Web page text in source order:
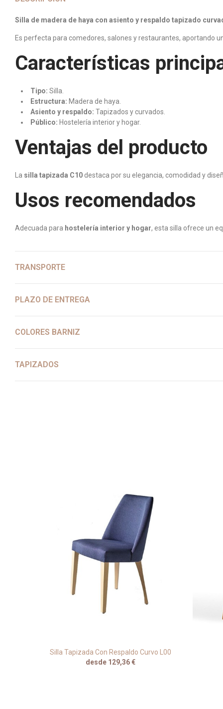
Silla de madera de haya con asiento y respaldo tapizado
Es perfecta para comedores, salones y restaurantes, aportando
Características
Tipo: Silla.
Estructura: Madera de haya.
Asiento y respaldo: Tapizados y curvados.
Público: Hostelería interior y hogar.
Ventajas del producto
La silla tapizada C10 destaca por su elegancia, comodidad y
Usos recomendados
Adecuada para hostelería interior y hogar, esta silla ofrece un
TRANSPORTE
PLAZO DE ENTREGA
COLORES BARNIZ
TAPIZADOS
Silla Tapizada Con Respaldo Curvo L00
desde 129,36 €